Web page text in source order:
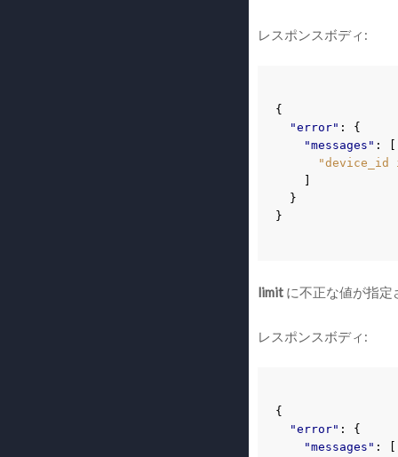
レスポンスボディ:
{
"error" :
{
"messages" :
"device_id
}
}
limit に不正な値が指定
レスポンスボディ:
{
"error" :
{
"messages" :